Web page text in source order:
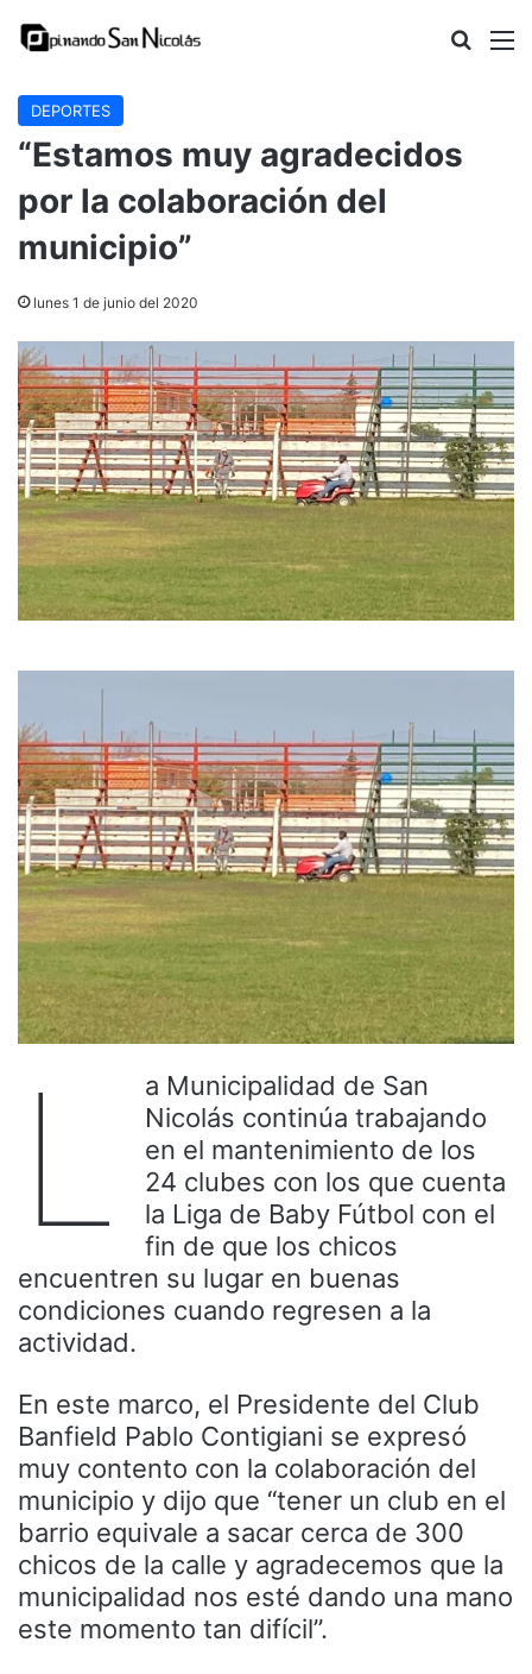
Buscar
DEPORTES
“Estamos muy agradecidos
por la colaboración del
municipio”
lunes 1 de junio del 2020
L
a Municipalidad de San
Nicolás continúa trabajando
en el mantenimiento de los
24 clubes con los que cuenta
la Liga de Baby Fútbol con el
fin de que los chicos
encuentren su lugar en buenas
condiciones cuando regresen a la
actividad.
En este marco, el Presidente del Club
Banfield Pablo Contigiani se expresó
muy contento con la colaboración del
municipio y dijo que “tener un club en el
barrio equivale a sacar cerca de 300
chicos de la calle y agradecemos que la
municipalidad nos esté dando una mano
este momento tan difícil”.